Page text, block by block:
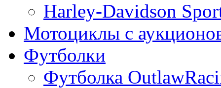
Harley-Davidson
Мотоциклы с
Футболки
Футболка